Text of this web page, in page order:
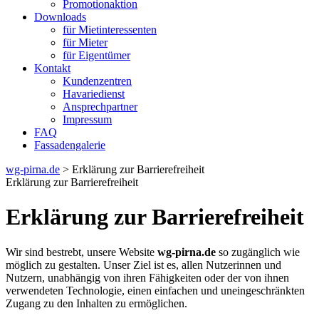
Promotionaktion
Downloads
für Mietinteressenten
für Mieter
für Eigentümer
Kontakt
Kundenzentren
Havariedienst
Ansprechpartner
Impressum
FAQ
Fassadengalerie
wg-pirna.de > Erklärung zur Barrierefreiheit
Erklärung zur Barrierefreiheit
Erklärung zur Barrierefreiheit
Wir sind bestrebt, unsere Website wg-pirna.de so zugänglich wie
möglich zu gestalten. Unser Ziel ist es, allen Nutzerinnen und
Nutzern, unabhängig von ihren Fähigkeiten oder der von ihnen
verwendeten Technologie, einen einfachen und uneingeschränkten
Zugang zu den Inhalten zu ermöglichen.